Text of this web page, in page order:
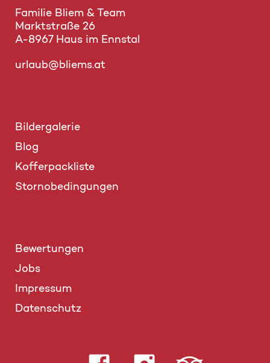
Familie Bliem & Team
Marktstraße 26
A-8967 Haus im Ennstal
urlaub@bliems.at
Bildergalerie
Blog
Kofferpackliste
Stornobedingungen
Bewertungen
Jobs
Impressum
Datenschutz